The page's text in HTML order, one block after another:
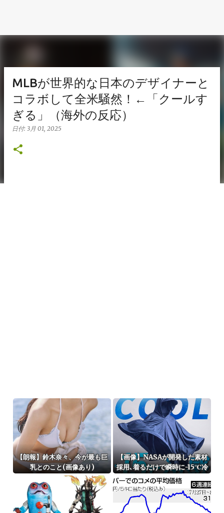
MLBが世界的な日本のデザイナーと
コラボして全米騒然！←「クールす
ぎる」（海外の反応）
日付: 3月 01, 2025
【朗報】鈴木奈々、今が最も巨
乳とのこと(画像あり)
【画像】NASAが開発した素材
採用､着るだけで瞬時に-15℃冷
却する冷感ポンチョ3980円！